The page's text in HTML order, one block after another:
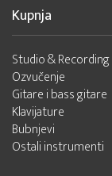
Kupnja
Studio & Recording
Ozvučenje
Gitare i bass gitare
Klavijature
Bubnjevi
Ostali instrumenti